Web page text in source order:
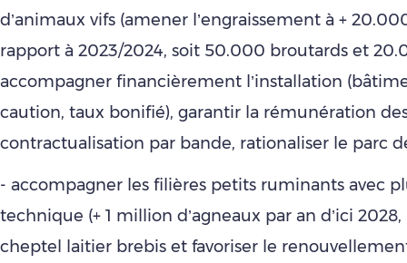
d’animaux vifs (amener l’engraissement à +
rapport à 2023/2024, soit 50.000 broutards et
accompagner financièrement l’installation
caution, taux bonifié), garantir la rémunération
contractualisation par bande, rationaliser le parc
- accompagner les filières petits ruminants avec
technique (+ 1 million d’agneaux par an d’ici
cheptel laitier brebis et favoriser le